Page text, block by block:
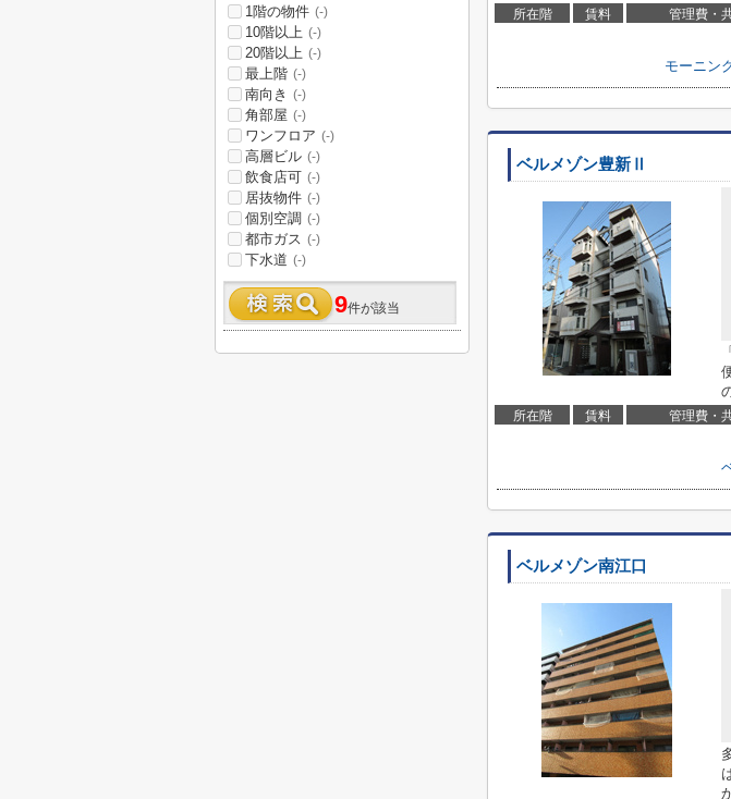
所在階 賃料 管理費・
モーニン
ベルメゾン豊新Ⅱ
所在階 賃料 管理費・
ベルメゾン南江口
1階の物件 (-)
10階以上 (-)
20階以上 (-)
最上階 (-)
南向き (-)
角部屋 (-)
ワンフロア (-)
高層ビル (-)
飲食店可 (-)
居抜物件 (-)
個別空調 (-)
都市ガス (-)
下水道 (-)
9件が該当